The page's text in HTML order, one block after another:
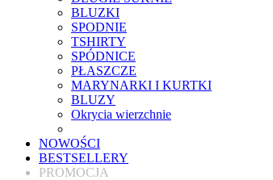
BLUZKI
SPODNIE
TSHIRTY
SPÓDNICE
PŁASZCZE
MARYNARKI I KURTKI
BLUZY
Okrycia wierzchnie
NOWOŚCI
BESTSELLERY
PROMOCJA